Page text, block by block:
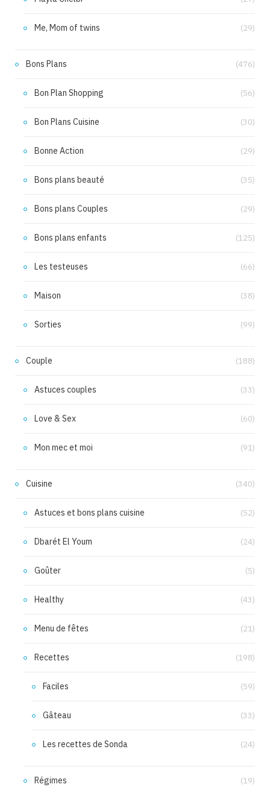
Me, Mom of twins (29)
Bons Plans (476)
Bon Plan Shopping (56)
Bon Plans Cuisine (30)
Bonne Action (29)
Bons plans beauté (35)
Bons plans Couples (29)
Bons plans enfants (125)
Les testeuses (66)
Maison (38)
Sorties (99)
Couple (188)
Astuces couples (33)
Love & Sex (60)
Mon mec et moi (91)
Cuisine (340)
Astuces et bons plans cuisine (52)
Dbarét El Youm (24)
Goûter (5)
Healthy (43)
Menu de fêtes (21)
Recettes (198)
Faciles (59)
Gâteau (33)
Les recettes de Sonda (24)
Régimes (19)